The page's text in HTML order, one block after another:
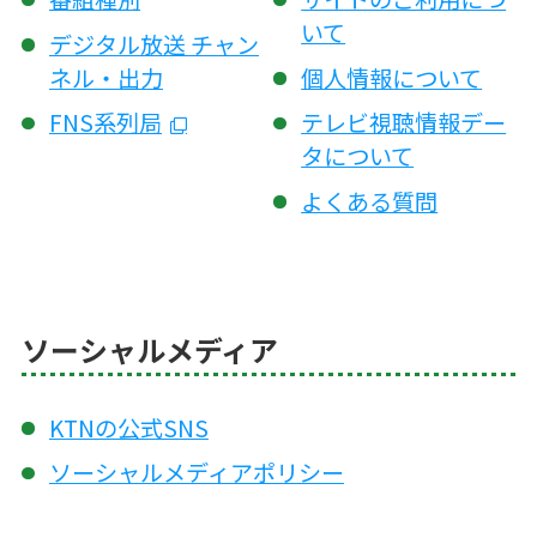
デジタル放送 チャン
ネル・出力
FNS系列局
いて
個人情報について
テレビ視聴情報デー
タについて
よくある質問
ソーシャルメディア
KTNの公式SNS
ソーシャルメディアポリシー